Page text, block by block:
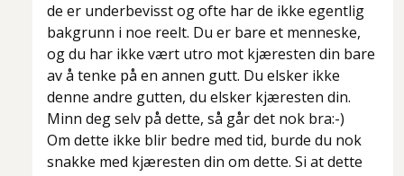
de er underbevisst og ofte har de ikke egentlig
bakgrunn i noe reelt. Du er bare et menneske,
og du har ikke vært utro mot kjæresten din bare
av å tenke på en annen gutt. Du elsker ikke
denne andre gutten, du elsker kjæresten din.
Minn deg selv på dette, så går det nok bra:-)
Om dette ikke blir bedre med tid, burde du nok
snakke med kjæresten din om dette. Si at dette